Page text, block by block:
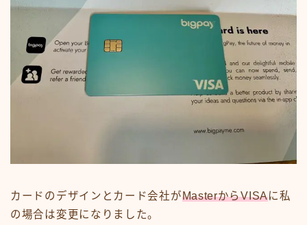
カードのデザインとカード会社がMasterからVISAに私
の場合は変更になりました。